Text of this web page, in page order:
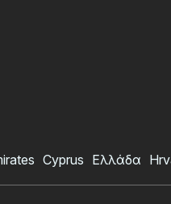
Cyprus Ελλάδα